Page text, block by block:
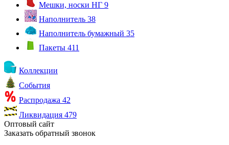
Мешки, носки НГ 9
Наполнитель 38
Наполнитель бумажный 35
Пакеты 411
Коллекции
События
Распродажа 42
Ликвидация 479
Оптовый сайт
Заказать обратный звонок